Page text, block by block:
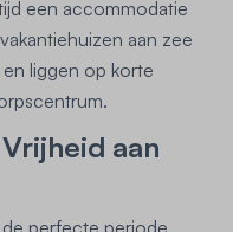
een accommodatie
aan zee
liggen op korte
aan